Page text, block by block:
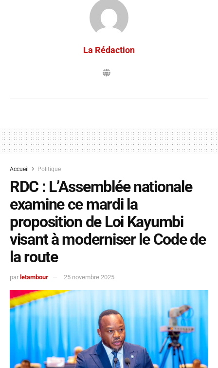
La Rédaction
Accueil Politique
RDC : L’Assemblée nationale
examine ce mardi la
proposition de Loi Kayumbi
visant à moderniser le Code de
la route
par letambour 25 novembre 2025